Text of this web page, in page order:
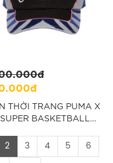
THỜI TRANG PUMA X
BASKETBALL
2 3 4 5 6